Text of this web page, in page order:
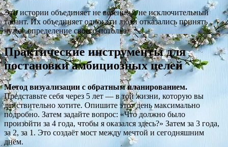
Эти истории объединяет не везение и не исключительный
талант. Их объединяет одно: эти люди отказались принять
чужое определение своего потолка.
Практические инструменты для
постановки амбициозных целей
Метод визуализации с обратным планированием.
Представьте себя через 5 лет — в той жизни, которую вы
действительно хотите. Опишите этот день максимально
подробно. Затем задайте вопрос: «Что должно было
произойти за 4 года, чтобы я оказался здесь?» Затем за 3 года,
за 2, за 1. Это создаёт мост между мечтой и сегодняшним
днём.